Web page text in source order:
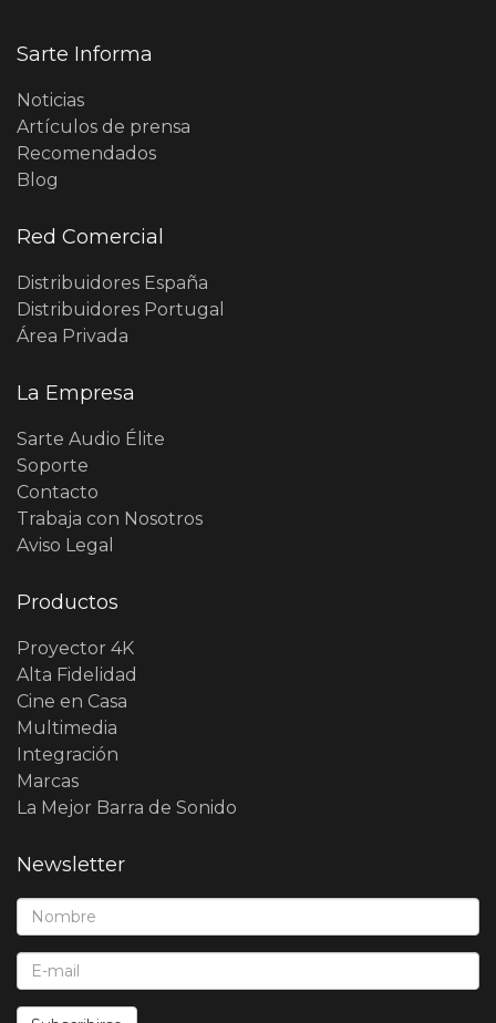
Sarte Informa
Noticias
Artículos de prensa
Recomendados
Blog
Red Comercial
Distribuidores España
Distribuidores Portugal
Área Privada
La Empresa
Sarte Audio Élite
Soporte
Contacto
Trabaja con Nosotros
Aviso Legal
Productos
Proyector 4K
Alta Fidelidad
Cine en Casa
Multimedia
Integración
Marcas
La Mejor Barra de Sonido
Newsletter
Nombre*:
E-Mail*: